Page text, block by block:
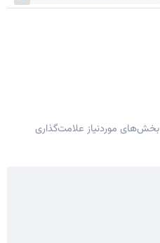
بخش‌های موردنیاز علامت‌گذاری